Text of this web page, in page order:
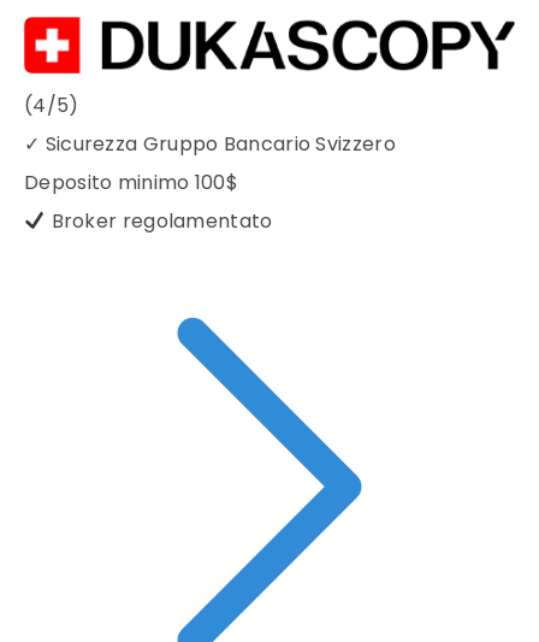
(4/5)
✓ Sicurezza Gruppo Bancario Svizzero
Deposito minimo 100$
Broker regolamentato